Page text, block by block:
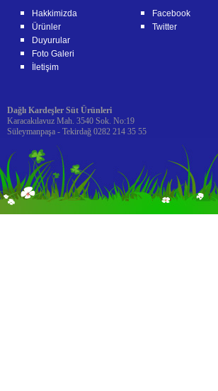
Hakkimizda
Ürünler
Duyurular
Foto Galeri
İletişim
Facebook
Twitter
Dağlı Kardeşler Süt Ürünleri
Karacakılavuz Mah. 3540 Sok. No:19
Süleymanpaşa - Tekirdağ 0282 214 35 55